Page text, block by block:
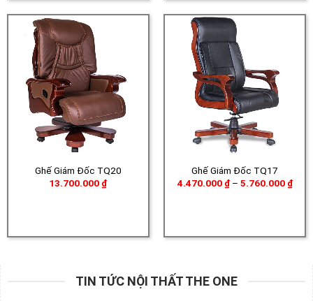
Ghế Giám Đốc TQ20
13.700.000 ₫
Ghế Giám Đốc TQ17
4.470.000 ₫ – 5.760.000 ₫
giá:
TIN TỨC NỘI THẤT THE ONE